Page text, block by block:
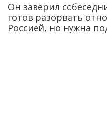
Он заверил
готов разорвать
Россией, но нужна